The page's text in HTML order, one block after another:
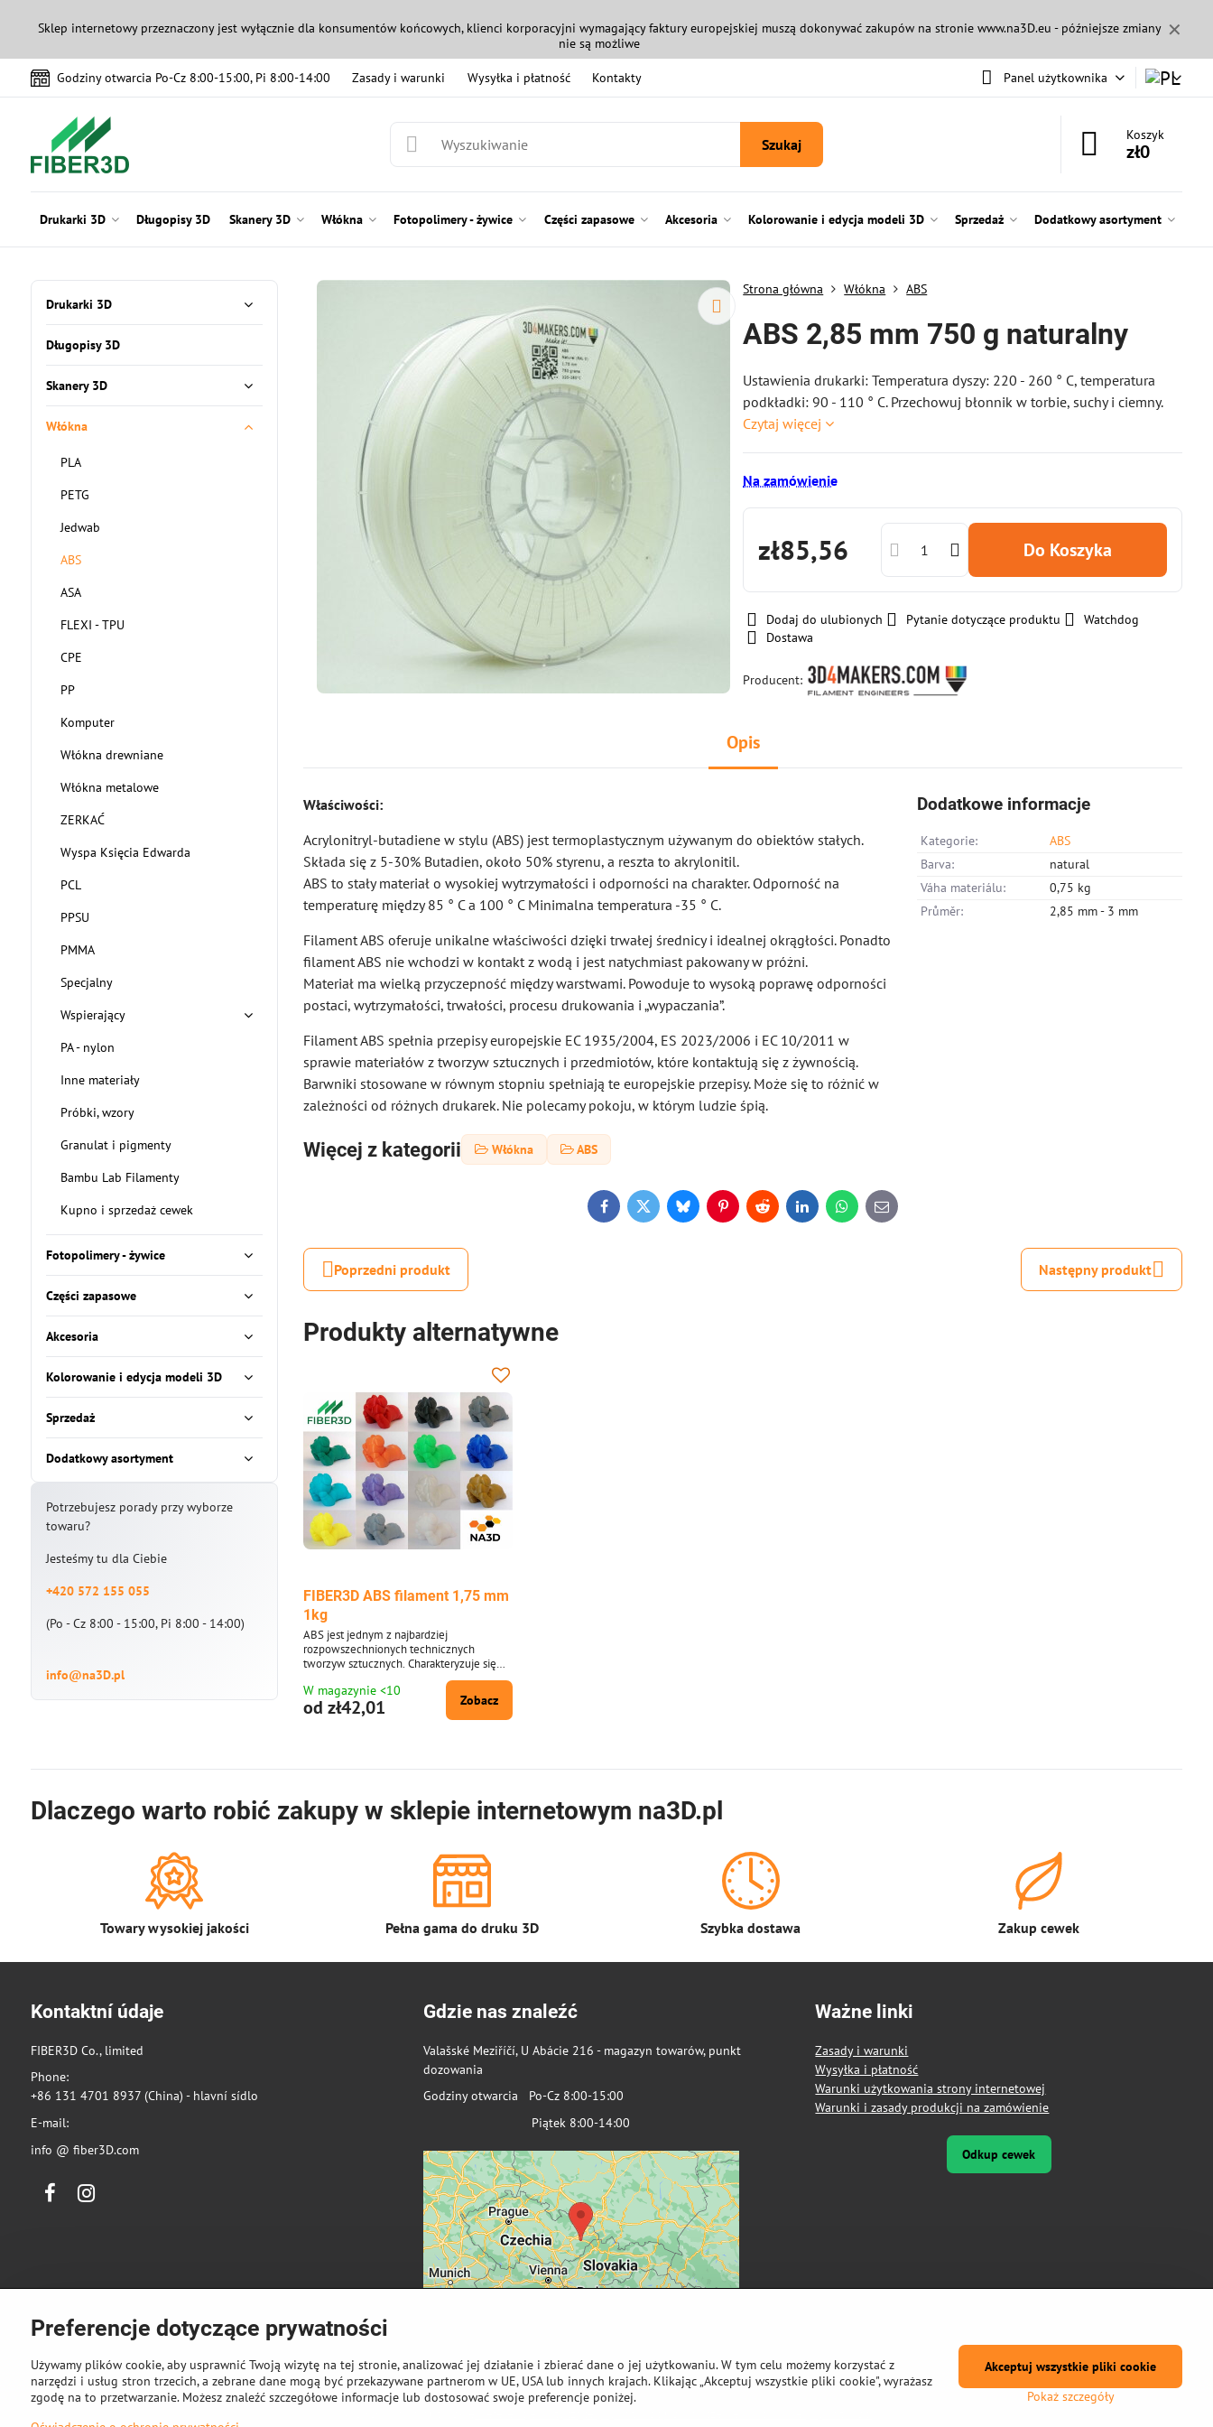
✕
Sklep internetowy przeznaczony jest wyłącznie dla konsumentów końcowych, klienci korporacyjni wymagający faktury europejskiej muszą dokonywać zakupów na stronie www.na3D.eu - późniejsze zmiany
nie są możliwe
Godziny otwarcia Po-Cz 8:00-15:00, Pi 8:00-14:00 Zasady i warunki Wysyłka i płatność Kontakty Panel użytkownika
Szukaj
Koszyk
zł0
Drukarki 3D Długopisy 3D Skanery 3D Włókna Fotopolimery - żywice Części zapasowe Akcesoria Kolorowanie i edycja modeli 3D Sprzedaż Dodatkowy asortyment
Strona główna Włókna ABS
ABS 2,85 mm 750 g naturalny
Ustawienia drukarki: Temperatura dyszy: 220 - 260 ° C, temperatura
podkładki: 90 - 110 ° C. Przechowuj błonnik w torbie, suchy i ciemny.
Czytaj więcej
Na zamówienie
zł85,56 Do Koszyka
Dodaj do ulubionych Pytanie dotyczące produktu
Watchdog
Dostawa
Producent:
Opis
Właściwości:
Acrylonitryl-butadiene w stylu (ABS) jest termoplastycznym używanym do obiektów stałych.
Składa się z 5-30% Butadien, około 50% styrenu, a reszta to akrylonitil.
ABS to stały materiał o wysokiej wytrzymałości i odporności na charakter. Odporność na
temperaturę między 85 ° C a 100 ° C Minimalna temperatura -35 ° C.
Filament ABS oferuje unikalne właściwości dzięki trwałej średnicy i idealnej okrągłości. Ponadto
filament ABS nie wchodzi w kontakt z wodą i jest natychmiast pakowany w próżni.
Materiał ma wielką przyczepność między warstwami. Powoduje to wysoką poprawę odporności
postaci, wytrzymałości, trwałości, procesu drukowania i „wypaczania”.
Filament ABS spełnia przepisy europejskie EC 1935/2004, ES 2023/2006 i EC 10/2011 w
sprawie materiałów z tworzyw sztucznych i przedmiotów, które kontaktują się z żywnością.
Barwniki stosowane w równym stopniu spełniają te europejskie przepisy. Może się to różnić w
zależności od różnych drukarek. Nie polecamy pokoju, w którym ludzie śpią.
Więcej z kategorii Włókna ABS
Dodatkowe informacje
Kategorie:
ABS
Barva:
natural
Váha materiálu:
0,75 kg
Průměr:
2,85 mm - 3 mm
FacebookTwitterBlueskyPinterestRedditLinkedInWhatsApp
E-
mail
Poprzedni produkt Następny produkt
Produkty alternatywne
FIBER3D ABS filament 1,75 mm
1kg
ABS jest jednym z najbardziej
rozpowszechnionych technicznych
tworzyw sztucznych. Charakteryzuje się
wysoką wytrzymałość, wytrzymałość i
odporność na temperaturę. Średnica
filamentu: 1,75 mm ± 0,02 mm. Pakiet 1
kg - zawiera około 399 m strun o średnicy
W magazynie <10
od zł42,01 Zobacz
Drukarki 3D
Długopisy 3D
Skanery 3D
Włókna
PLA
PETG
Jedwab
ABS
ASA
FLEXI - TPU
CPE
PP
Komputer
Włókna drewniane
Włókna metalowe
ZERKAĆ
Wyspa Księcia Edwarda
PCL
PPSU
PMMA
Specjalny
Wspierający
PA - nylon
Inne materiały
Próbki, wzory
Granulat i pigmenty
Bambu Lab Filamenty
Kupno i sprzedaż cewek
Fotopolimery - żywice
Części zapasowe
Akcesoria
Kolorowanie i edycja modeli 3D
Sprzedaż
Dodatkowy asortyment
Potrzebujesz porady przy wyborze
towaru?
Jesteśmy tu dla Ciebie
+420 572 155 055
(Po - Cz 8:00 - 15:00, Pi 8:00 - 14:00)
info@na3D.pl
Dlaczego warto robić zakupy w sklepie internetowym na3D.pl
Towary wysokiej jakości Pełna gama do druku 3D Szybka dostawa Zakup cewek
Kontaktní údaje
FIBER3D Co., limited
Phone:
+86 131 4701 8937 (China) - hlavní sídlo
E-mail:
info @ fiber3D.com
FacebookInstagram
Gdzie nas znaleźć
Valašské Meziříčí, U Abácie 216 - magazyn towarów, punkt
dozowania
Godziny otwarcia Po-Cz 8:00-15:00
Piątek 8:00-14:00
Ważne linki
Zasady i warunki
Wysyłka i płatność
Warunki użytkowania strony internetowej
Warunki i zasady produkcji na zamówienie
Odkup cewek
Preferencje dotyczące prywatności
Używamy plików cookie, aby usprawnić Twoją wizytę na tej stronie, analizować jej działanie i zbierać dane o jej użytkowaniu. W tym celu możemy korzystać z
narzędzi i usług stron trzecich, a zebrane dane mogą być przekazywane partnerom w UE, USA lub innych krajach. Klikając „Akceptuj wszystkie pliki cookie", wyrażasz
zgodę na to przetwarzanie. Możesz znaleźć szczegółowe informacje lub dostosować swoje preferencje poniżej.
Pokaż szczegóły
Akceptuj wszystkie pliki cookie